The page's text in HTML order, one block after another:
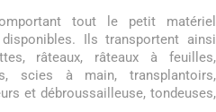
tout le petit matériel
Ils transportent ainsi
râteaux, râteaux à feuilles,
scies à main, transplantoirs,
et débroussailleuse, tondeuses,